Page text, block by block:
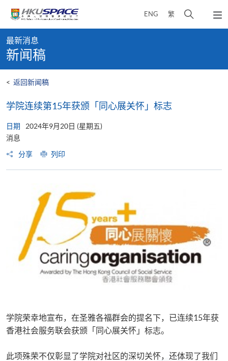
content
ENG 繁
开
弹
出
content
start
最新消息
新闻稿
< 返回新闻稿
学院连续第15年获颁「同心展关怀」标志
日期
2024年9月20日 (星期五)
消息
分享
列印
学院荣幸地宣布，在圣雅各福群会的提名下，已连续15年获
香港社会服务联会获颁「同心展关怀」标志。
此项殊荣不仅彰显了学院对社区的深切关怀，还体现了我们